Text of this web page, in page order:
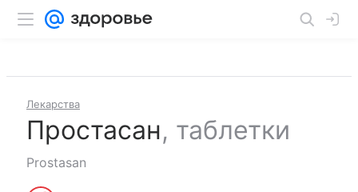
Лекарства
Простасан, таблетки
Prostasan